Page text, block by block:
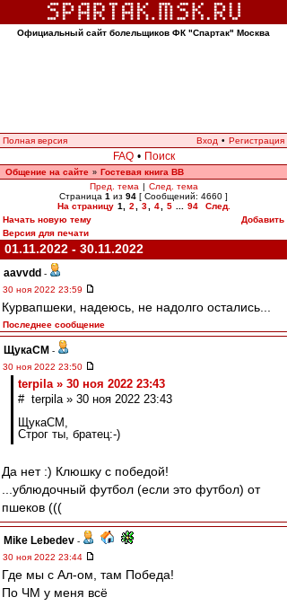
Официальный сайт болельщиков ФК "Спартак" Москва
Полная версия Вход • Регистрация
FAQ • Поиск
Общение на сайте » Гостевая книга ВВ
Пред. тема | След. тема
Страница 1 из 94 [ Сообщений: 4660 ]
На страницу 1 2 3 4 5 94
След.
Начать новую тему
Добавить
Версия для печати
01.11.2022 - 30.11.2022
aavvdd -
30 ноя 2022 23:59
Курвапшеки, надеюсь, не надолго остались...
Последнее сообщение
ЩукаСМ -
30 ноя 2022 23:50
terpila » 30 ноя 2022 23:43
# terpila » 30 ноя 2022 23:43
ЩукаСМ,
Строг ты, братец:-)
Да нет :) Клюшку с победой!
...ублюдочный футбол (если это футбол) от
пшеков (((
Mike Lebedev -
30 ноя 2022 23:44
Где мы с Ал-ом, там Победа!
По ЧМ у меня всё